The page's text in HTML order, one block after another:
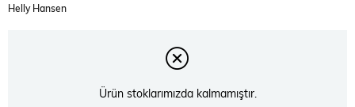
Helly Hansen
Ürün stoklarımızda kalmamıştır.